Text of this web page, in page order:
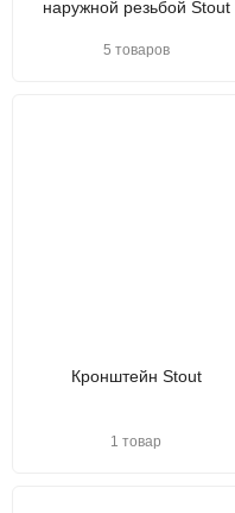
наружной резьбой Stout
5 товаров
Кронштейн Stout
1 товар